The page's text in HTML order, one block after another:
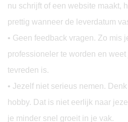
nu schrijft of een website maakt,
prettig wanneer de leverdatum
• Geen feedback vragen. Zo mis
professioneler te worden en
tevreden is.
• Jezelf niet serieus nemen.
hobby. Dat is niet eerlijk naar
je minder snel groeit in je vak.